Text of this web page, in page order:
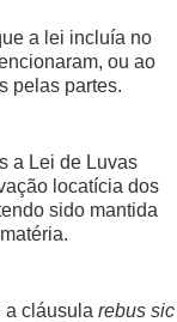
a lei incluía no
ou ao
pelas partes.
a Lei de Luvas
locatícia dos
sido mantida
a cláusula rebus sic